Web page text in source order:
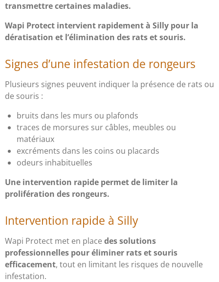
transmettre certaines maladies.
Wapi Protect intervient rapidement à Silly pour la
dératisation et l’élimination des rats et souris.
Signes d’une infestation de rongeurs
Plusieurs signes peuvent indiquer la présence de rats ou
de souris :
bruits dans les murs ou plafonds
traces de morsures sur câbles, meubles ou
matériaux
excréments dans les coins ou placards
odeurs inhabituelles
Une intervention rapide permet de limiter la
prolifération des rongeurs.
Intervention rapide à Silly
Wapi Protect met en place des solutions
professionnelles pour éliminer rats et souris
efficacement, tout en limitant les risques de nouvelle
infestation.